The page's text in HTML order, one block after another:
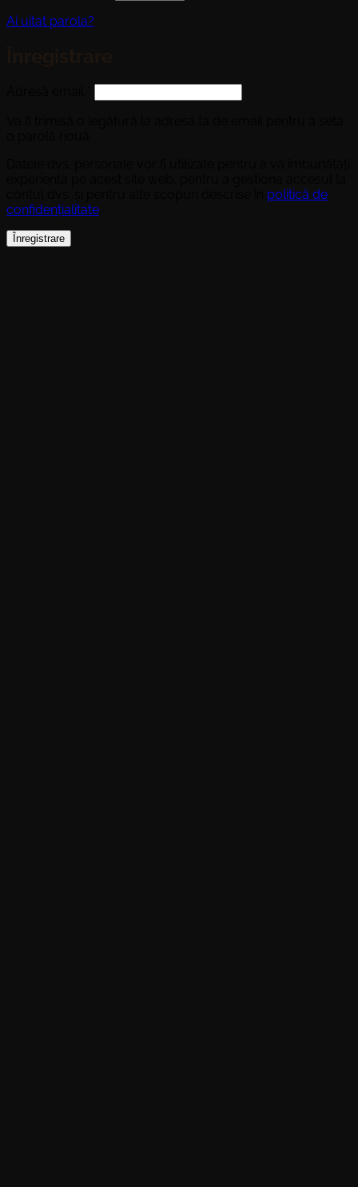
Ai uitat parola?
politică de
confidențialitate
Înregistrare